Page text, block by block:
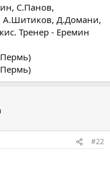
С.Панов,
А.Шитиков, Д.Домани,
Тренер - Еремин
#22